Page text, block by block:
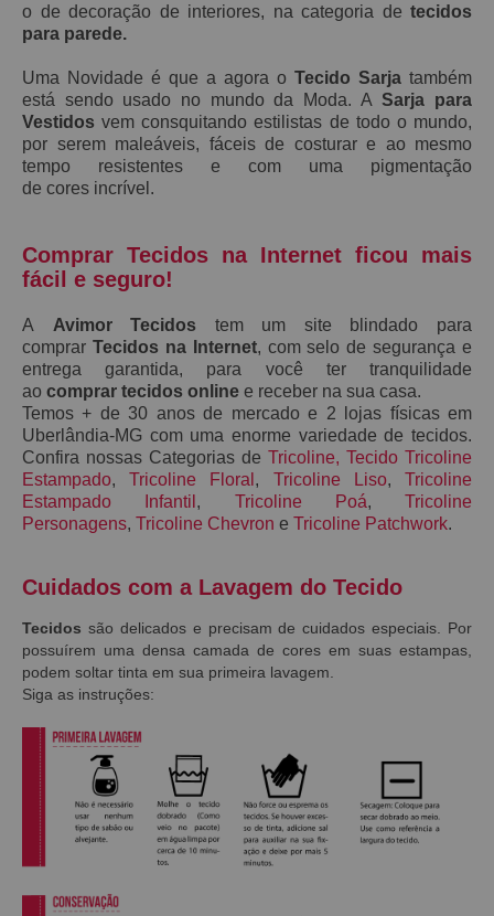
o de decoração de interiores, na categoria de tecidos
para parede.
Uma Novidade é que a agora o Tecido Sarja também
está sendo usado no mundo da Moda. ASarja para
Vestidos vem consquitando estilistas de todo o mundo,
por serem maleáveis, fáceis de costurar e ao mesmo
tempo resistentes e com uma pigmentação
de cores incrível.
Comprar Tecidos na Internet ficou mais
fácil e seguro!
A Avimor Tecidos tem um site blindado para
comprar Tecidos na Internet, com selo de segurança e
entrega garantida, para você ter tranquilidade
ao comprar tecidos online e receber na sua casa.
Temos + de 30 anos de mercado e 2 lojas físicas em
Uberlândia-MG com uma enorme variedade de tecidos.
Confira nossas Categorias de Tricoline, Tecido Tricoline
Estampado,Tricoline Floral , Tricoline Liso,Tricoline
Estampado Infantil , Tricoline Poá, Tricoline
Personagens, Tricoline Chevron e Tricoline Patchwork.
Cuidados com a Lavagem do Tecido
Tecidos são delicados e precisam de cuidados especiais. Por
possuírem uma densa camada de cores em suas estampas,
podem soltar tinta em sua primeira lavagem.
Siga as instruções: